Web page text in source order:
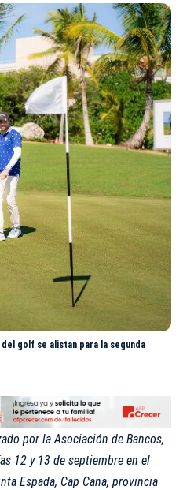
golf se alistan para la segunda
por la Asociación de Bancos,
12 y 13 de septiembre en el
Espada, Cap Cana, provincia